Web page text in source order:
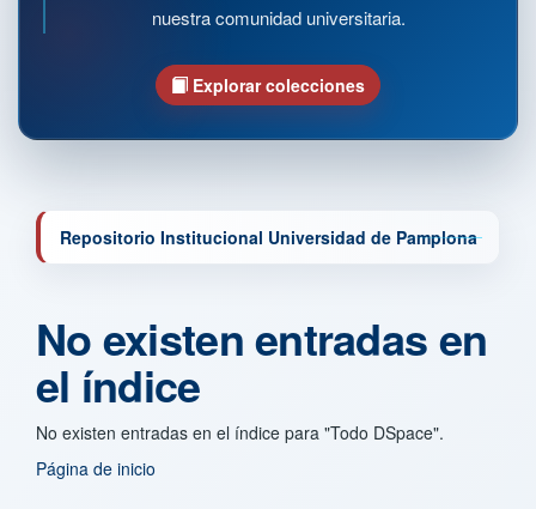
nuestra comunidad universitaria.
Explorar colecciones
Repositorio Institucional Universidad de Pamplona
No existen entradas en
el índice
No existen entradas en el índice para "Todo DSpace".
Página de inicio